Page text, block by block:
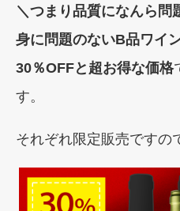
＼つまり品質になんら問
身に問題のないB品ワイ
30％OFFと超お得な価格
す。
それぞれ限定販売ですの